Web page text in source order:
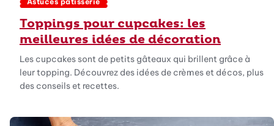
Toppings pour cupcakes: les
meilleures idées de décoration
Les cupcakes sont de petits gâteaux qui brillent grâce à
leur topping. Découvrez des idées de crèmes et décos, plus
des conseils et recettes.